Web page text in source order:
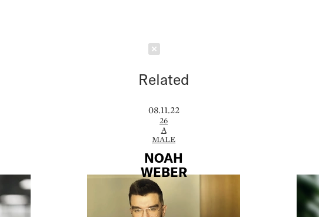
Related
08.11.22
26
A
MALE
NOAH
WEBER